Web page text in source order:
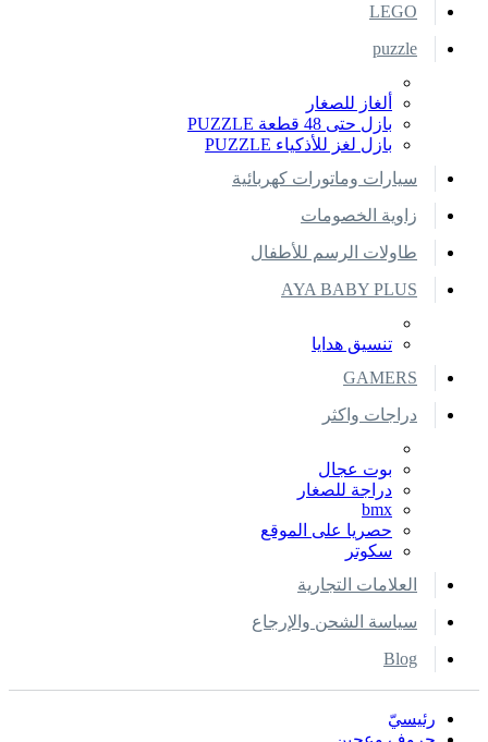
LEGO
puzzle
ألغاز للصغار
بازل حتى 48 قطعة PUZZLE
بازل لغز للأذكياء PUZZLE
سيارات وماتورات كهربائية
زاوية الخصومات
طاولات الرسم للأطفال
AYA BABY PLUS
تنسيق هدايا
GAMERS
دراجات واكثر
بوت عجال
دراجة للصغار
bmx
حصريا على الموقع
سكوتر
العلامات التجارية
سياسة الشحن والإرجاع
Blog
رئيسيّ